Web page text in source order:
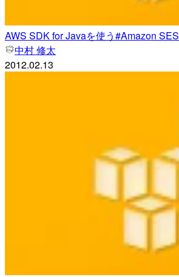
AWS SDK for Javaを使う#Amazon SES
中村 修太
2012.02.13